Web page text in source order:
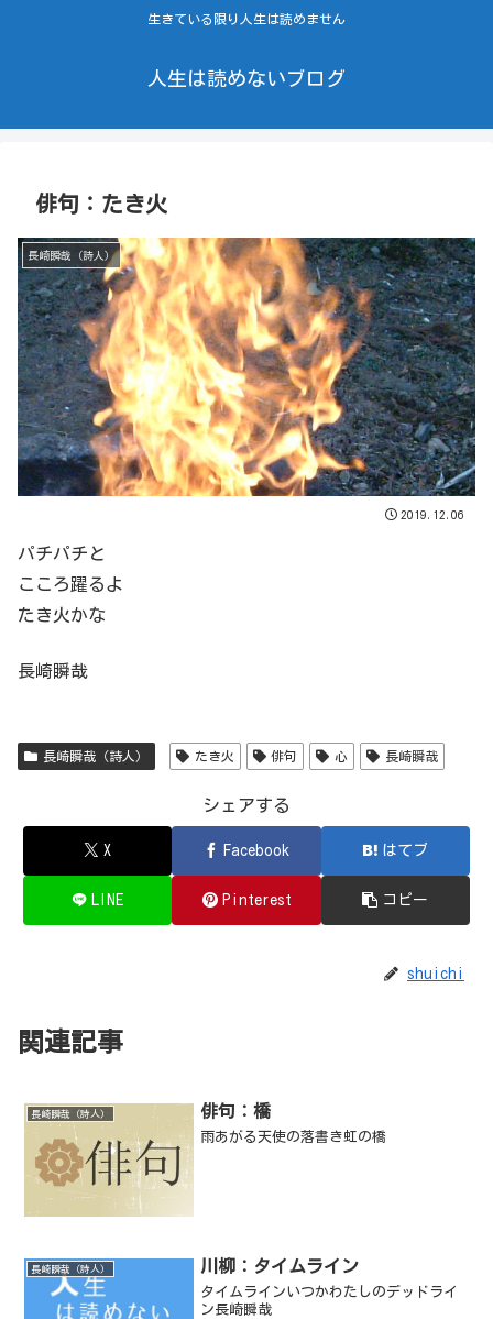
生きている限り人生は読めません
人生は読めないブログ
俳句：たき火
長崎瞬哉（詩人）
2019.12.06
パチパチと
こころ躍るよ
たき火かな
長崎瞬哉
長崎瞬哉（詩人） たき火 俳句 心 長崎瞬哉
シェアする
X Facebook はてブ
LINE Pinterest コピー
shuichi
関連記事
長崎瞬哉（詩人） 俳句：橋
雨あがる天使の落書き虹の橋
長崎瞬哉（詩人） 川柳：タイムライン
タイムラインいつかわたしのデッドライ
ン長崎瞬哉